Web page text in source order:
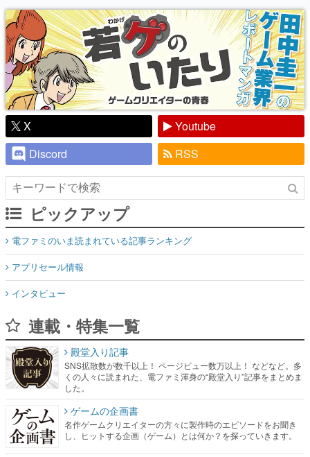
り】
X
Youtube
Discord
RSS
ピックアップ
電ファミのいま読まれている記事ランキング
アプリセール情報
インタビュー
連載・特集一覧
殿堂入り記事
SNS拡散数が数千以上！ ページビュー数万以上！ などなど。多
くの人々に読まれた、電ファミ渾身の“殿堂入り”記事をまとめま
した。
ゲームの企画書
名作ゲームクリエイターの方々に製作時のエピソードをお聞き
し、ヒットする企画（ゲーム）とは何か？を探っていきます。